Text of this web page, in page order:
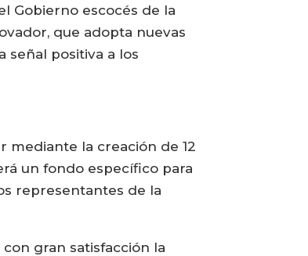
Gobierno escocés de la
que adopta nuevas
señal positiva a los
mediante la creación de 12
un fondo específico para
representantes de la
gran satisfacción la